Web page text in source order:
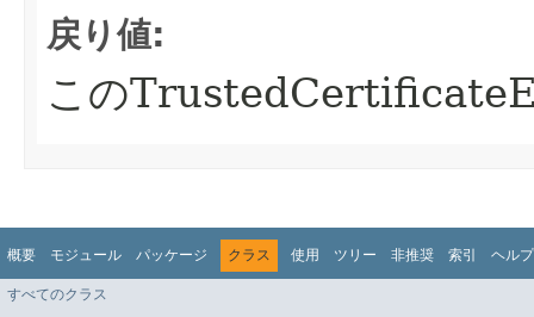
戻り値:
この
概要 モジュール パッケージ クラス 使用 ツリー 非推奨 索引 ヘルプ
すべてのクラス